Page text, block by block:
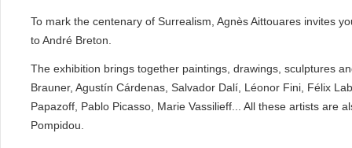
To mark the centenary of Surrealism, Agnès Aittouares invites
to André Breton.
The exhibition brings together paintings, drawings, sculptures
Brauner, Agustín Cárdenas, Salvador Dalí, Léonor Fini, Félix
Papazoff, Pablo Picasso, Marie Vassilieff... All these artists are
Pompidou.